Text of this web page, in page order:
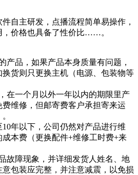
自主研发，点播流程简单易操作，
，价格也具备了性价比……。
产品，如果产品本身质量有问题，
货则只更换主机（电源、包装物等
在一个月以外一年以内的期限里产
维修，但邮寄费客户承担寄来运
年以下，公司仍然对产品进行维
本费（更换配件+维修工时费+来
故障现象，并详细发货人姓名、地
包装应完整，并注意减震，以免损